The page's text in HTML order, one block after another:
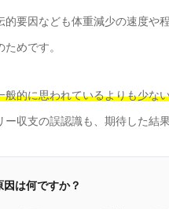
的要因なども体重減少の速度や
めです。
般的に思われているよりも少な
収支の誤認識も、期待した結
は何ですか？